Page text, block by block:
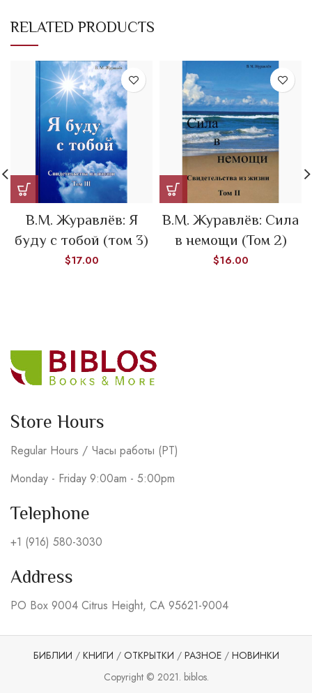
RELATED PRODUCTS
В.М. Журавлёв: Я
буду с тобой (том 3)
$17.00
В.М. Журавлёв: Сила
в немощи (Том 2)
$16.00
Store Hours
Regular Hours / Часы работы (PT)
Monday - Friday 9:00am - 5:00pm
Telephone
+1 (916) 580-3030
Address
PO Box 9004 Citrus Height, CA 95621-9004
БИБЛИИ / КНИГИ / ОТКРЫТКИ / РАЗНОЕ/ НОВИНКИ
Copyright © 2021. biblos.